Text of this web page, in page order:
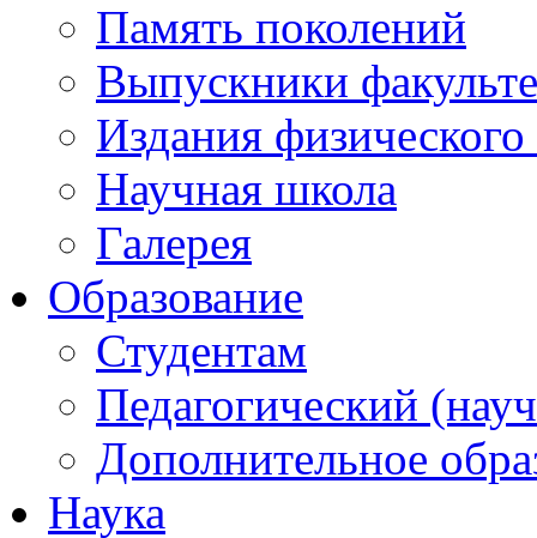
Память поколений
Выпускники
Издания физического
Научная школа
Галерея
Образование
Студентам
Педагогический
Дополнительное
Наука